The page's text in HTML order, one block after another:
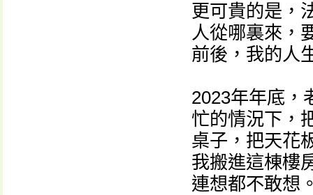
更可貴的是，
人從哪裏來，
前後，我的人
2023年年底，
忙的情況下，
桌子，把天花
我搬進這棟樓
連想都不敢想